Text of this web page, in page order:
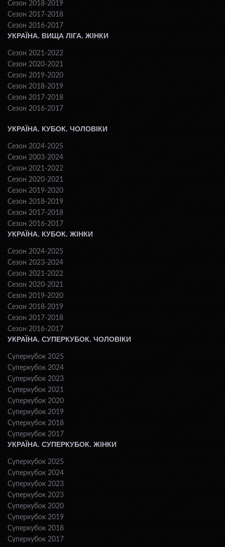
Сезон 2018-2019
Сезон 2017-2018
Сезон 2016-2017
УКРАЇНА. ВИЩА ЛІГА. ЖІНКИ
Сезон 2021-2022
Сезон 2020-2021
Сезон 2019-2020
Сезон 2018-2019
Сезон 2017-2018
Сезон 2016-2017
УКРАЇНА. КУБОК. ЧОЛОВІКИ
Сезон 2024-2025
Сезон 2003-2024
Сезон 2021-2022
Сезон 2020-2021
Сезон 2019-2020
Сезон 2018-2019
Сезон 2017-2018
Сезон 2016-2017
УКРАЇНА. КУБОК. ЖІНКИ
Сезон 2024-2025
Сезон 2023-2024
Сезон 2021-2022
Сезон 2020-2021
Сезон 2019-2020
Сезон 2018-2019
Сезон 2017-2018
Сезон 2016-2017
УКРАЇНА. СУПЕРКУБОК. ЧОЛОВІКИ
Суперкубок 2025
Суперкубок 2024
Суперкубок 2023
Суперкубок 2021
Суперкубок 2020
Суперкубок 2019
Суперкубок 2018
Суперкубок 2017
УКРАЇНА. СУПЕРКУБОК. ЖІНКИ
Суперкубок 2025
Суперкубок 2024
Суперкубок 2023
Суперкубок 2023
Суперкубок 2020
Суперкубок 2019
Суперкубок 2018
Суперкубок 2017